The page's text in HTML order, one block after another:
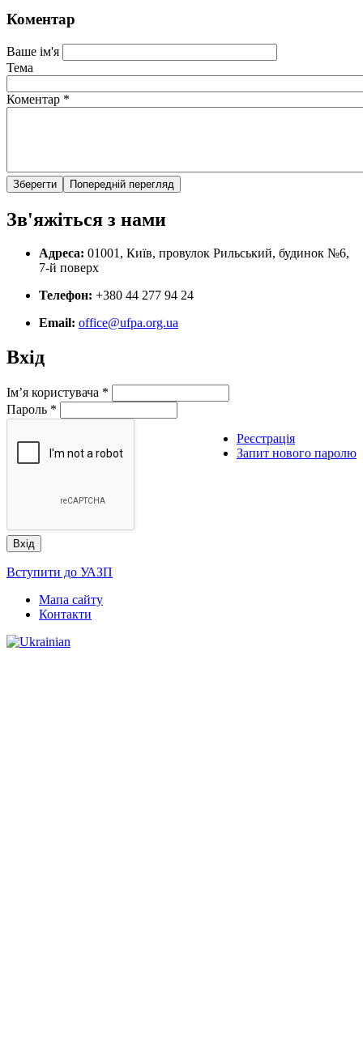
Коментар
Ваше ім'я
Тема
Коментар *
Зв'яжіться з нами
Адреса: 01001, Київ, провулок Рильський, будинок №6,
7-й поверх
Телефон: +380 44 277 94 24
Email: office@ufpa.org.ua
Вхід
Ім’я користувача *
Пароль *
Реєстрація
Запит нового паролю
Вступити до УАЗП
Мапа сайту
Контакти